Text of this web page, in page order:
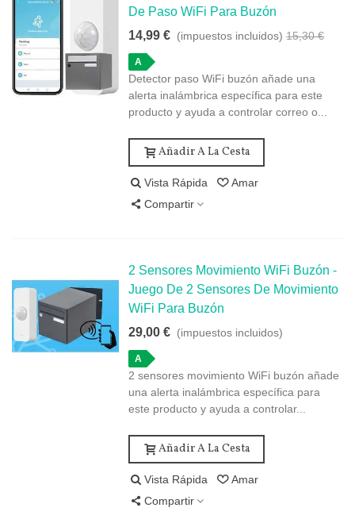
De Paso WiFi Para Buzón
14,99 € (impuestos incluidos) 15,30 €
A
Detector paso WiFi buzón añade una
alerta inalámbrica específica para este
producto y ayuda a controlar correo o...
Añadir A La Cesta
Vista Rápida
Amar
Compartir
2 Sensores Movimiento WiFi Buzón -
Juego De 2 Sensores De Movimiento
WiFi Para Buzón
29,00 € (impuestos incluidos)
A
2 sensores movimiento WiFi buzón añade
una alerta inalámbrica específica para
este producto y ayuda a controlar...
Añadir A La Cesta
Vista Rápida
Amar
Compartir